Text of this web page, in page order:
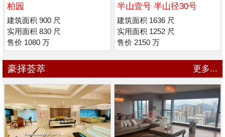
柏园
建筑面积 900 尺
实用面积 830 尺
售价 1080 万
半山壹号 半山径30号
建筑面积 1636 尺
实用面积 1252 尺
售价 2150 万
豪择荟萃 更多...